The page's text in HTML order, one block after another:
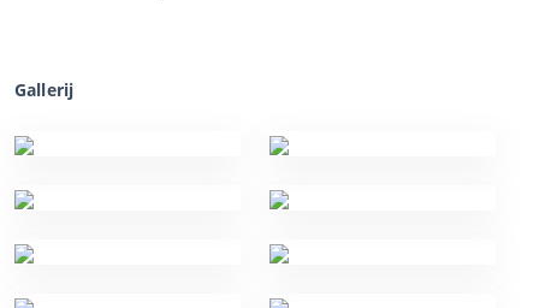
Gallerij